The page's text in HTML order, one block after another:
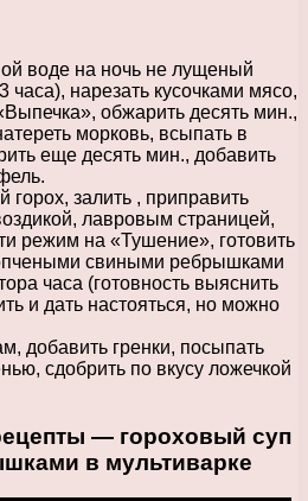
воде на ночь не лущеный
часа), нарезать кусочками мясо,
обжарить десять мин.,
морковь, всыпать в
еще десять мин., добавить
горох, залить , приправить
лавровым страницей,
режим на «Тушение», готовить
свиными ребрышками
часа (готовность выяснить
и дать настояться, но можно
добавить гренки, посыпать
сдобрить по вкусу ложечкой
— гороховый суп
в мультиварке